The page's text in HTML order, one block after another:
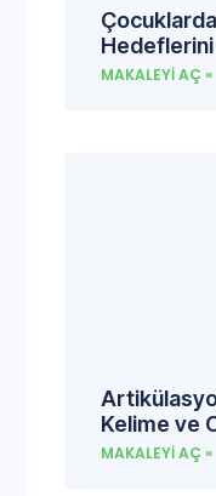
MAKALEYI AÇ »
Kelime ve
MAKALEYI AÇ »